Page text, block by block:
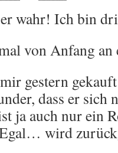
wahr! Ich bin
von Anfang an
gestern
dass er sich
ja auch nur ein
wird